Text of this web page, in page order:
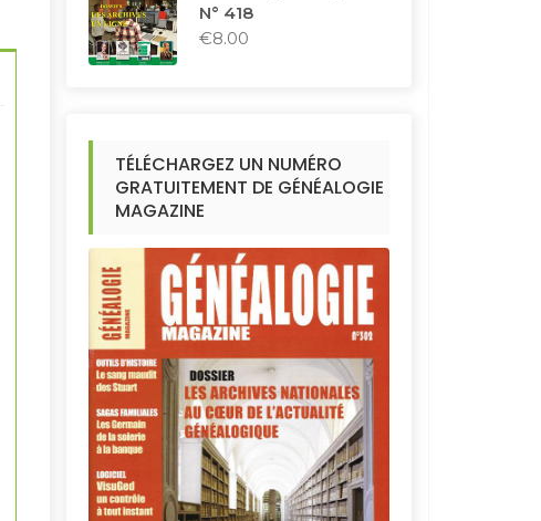
N° 418
€8.00
TÉLÉCHARGEZ UN NUMÉRO
GRATUITEMENT DE GÉNÉALOGIE
MAGAZINE